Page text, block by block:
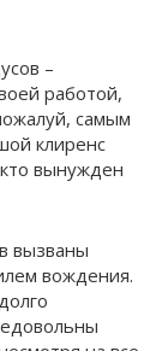
–
работой,
самым
клиренс
вынужден
вызваны
вождения.